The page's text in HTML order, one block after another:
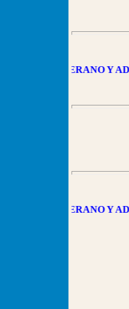
EN EL VERANO Y
EN EL VERANO Y